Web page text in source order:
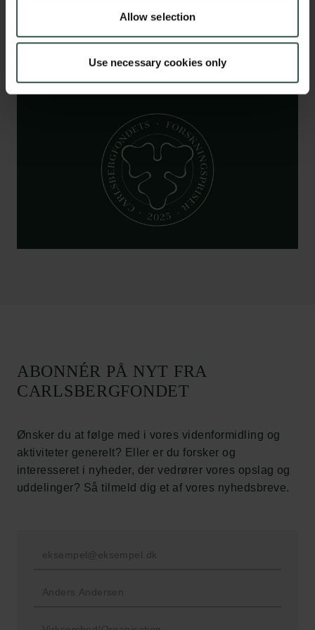
Allow selection
Use necessary cookies only
Se tidligere modtagere af
Carlsbergfondets Forskningspriser
ABONNÉR PÅ NYT FRA
CARLSBERGFONDET
Ønsker du at følge med i vores videnformidling og
aktiviteter generelt? Eller er du forsker og
interesseret i nyheder, der vedrører vores opslag og
uddelinger? Så tilmeld dig et af vores nyhedsbreve.
Nyhedsbrev
Carlsbergfondet
Carlsberg Group
Frederiksborg • Nationalhistorisk Museum
Ny Carlsbergfondet
Ny Carlsberg Glyptotek
1553 København V
+45 33 43 53 63